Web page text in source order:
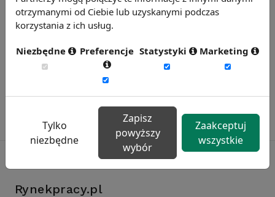
Rynekpracy.pl
otrzymanymi od Ciebie lub uzyskanymi podczas
korzystania z ich usług.
Niezbędne Preferencje Statystyki Marketing
Tylko
niezbędne
Zapisz
powyższy
wybór
Zaakceptuj
wszystkie